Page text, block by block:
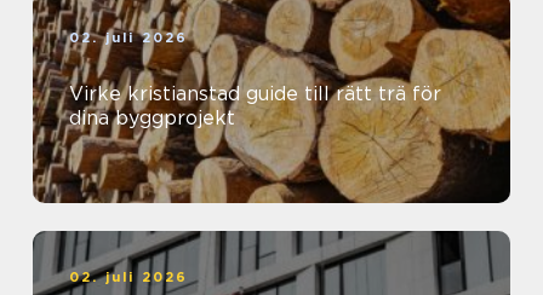
02. juli 2026
Virke kristianstad guide till rätt trä för
dina byggprojekt
02. juli 2026